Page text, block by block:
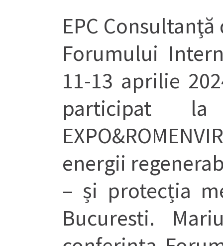
EPC
Forumului
11-13 aprilie
participat la
energii
– și protecția
Bucuresti.